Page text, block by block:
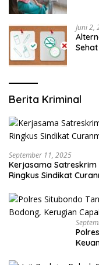
Juni 2,
Berita Kriminal
September 11, 2025
Kerjasama Satreskrim
Ringkus Sindikat